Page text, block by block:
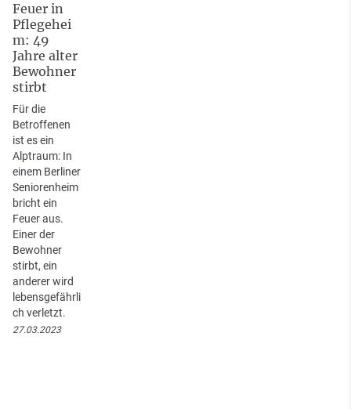
Feuer in
Pflegehei
m: 49
Jahre alter
Bewohner
stirbt
Für die
Betroffenen
ist es ein
Alptraum: In
einem Berliner
Seniorenheim
bricht ein
Feuer aus.
Einer der
Bewohner
stirbt, ein
anderer wird
lebensgefährli
ch verletzt.
27.03.2023